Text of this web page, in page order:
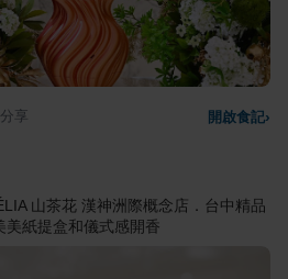
分享 開啟食記›
山茶花 漢神洲際概念店．台中精品
美紙提盒和儀式感開香